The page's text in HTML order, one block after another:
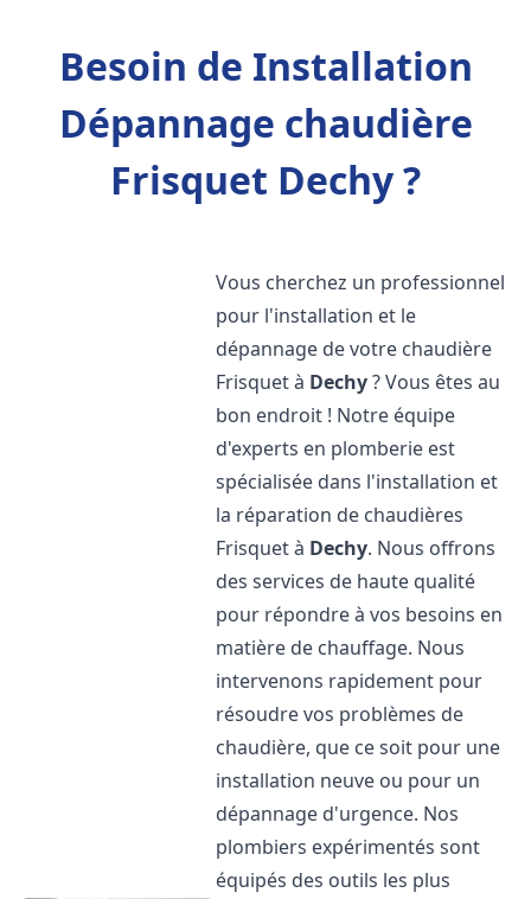
Besoin de Installation
Dépannage chaudière
Frisquet Dechy ?
Vous cherchez un professionnel
pour l'installation et le
dépannage de votre chaudière
Frisquet à Dechy? Vous êtes au
bon endroit ! Notre équipe
d'experts en plomberie est
spécialisée dans l'installation et
la réparation de chaudières
Frisquet à Dechy. Nous offrons
des services de haute qualité
pour répondre à vos besoins en
matière de chauffage. Nous
intervenons rapidement pour
résoudre vos problèmes de
chaudière, que ce soit pour une
installation neuve ou pour un
dépannage d'urgence. Nos
plombiers expérimentés sont
équipés des outils les plus